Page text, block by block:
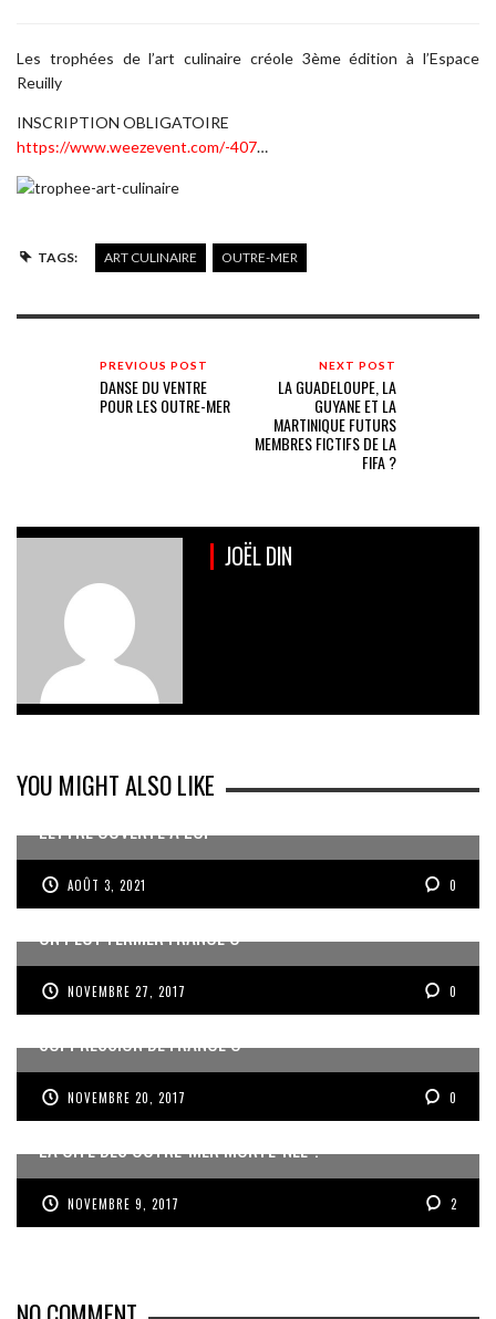
Les trophées de l’art culinaire créole 3ème édition à l’Espace
Reuilly
INSCRIPTION OBLIGATOIRE
https://www.weezevent.com/-407…
TAGS: ART CULINAIRE OUTRE-MER
PREVIOUS POST
DANSE DU VENTRE
POUR LES OUTRE-MER
NEXT POST
LA GUADELOUPE, LA
GUYANE ET LA
MARTINIQUE FUTURS
MEMBRES FICTIFS DE LA
FIFA ?
JOËL DIN
YOU MIGHT ALSO LIKE
LETTRE OUVERTE À LCI
AOÛT 3, 2021 0
ON PEUT FERMER FRANCE Ô
NOVEMBRE 27, 2017 0
LA POSITION DU CREFOM SUR L’ÉVENTUALITÉ DE LA
SUPPRESSION DE FRANCE Ô
NOVEMBRE 20, 2017 0
LA CITÉ DES OUTRE-MER MORTE-NÉE ?
NOVEMBRE 9, 2017 2